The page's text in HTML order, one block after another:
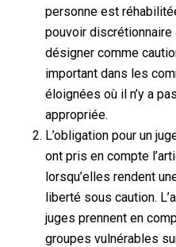
personne est
pouvoir discrétionnaire
désigner comme
important dans les
éloignées où il n’y a
appropriée.
L’obligation pour un
ont pris en compte
lorsqu’elles rendent
liberté sous caution.
juges prennent en
groupes vulnérables